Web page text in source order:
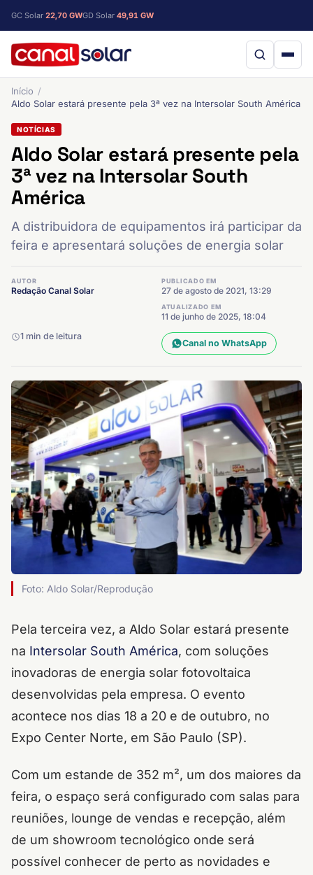
GC Solar 22,70 GWGD Solar 49,91 GW
Início
Aldo Solar estará presente pela 3ª vez na Intersolar South América
NOTÍCIAS
Aldo Solar estará presente pela
3ª vez na Intersolar South
América
A distribuidora de equipamentos irá participar da
feira e apresentará soluções de energia solar
AUTOR
Redação Canal Solar
PUBLICADO EM
27 de agosto de 2021, 13:29
ATUALIZADO EM
11 de junho de 2025, 18:04
1 min de leitura
Canal no WhatsApp
Foto: Aldo Solar/Reprodução
Pela terceira vez, a Aldo Solar estará presente
na Intersolar South América, com soluções
inovadoras de energia solar fotovoltaica
desenvolvidas pela empresa. O evento
acontece nos dias 18 a 20 e de outubro, no
Expo Center Norte, em São Paulo (SP).
Com um estande de 352 m², um dos maiores da
feira, o espaço será configurado com salas para
reuniões, lounge de vendas e recepção, além
de um showroom tecnológico onde será
possível conhecer de perto as novidades e